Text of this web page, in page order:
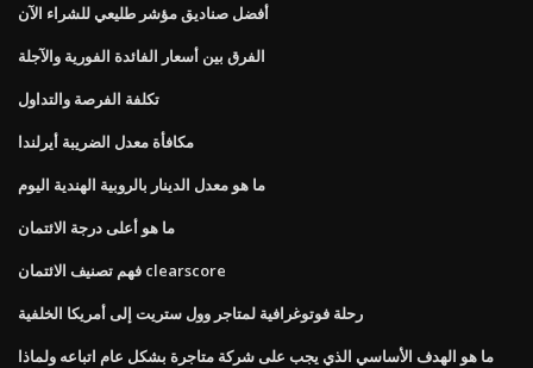
أفضل صناديق مؤشر طليعي للشراء الآن
الفرق بين أسعار الفائدة الفورية والآجلة
تكلفة الفرصة والتداول
مكافأة معدل الضريبة أيرلندا
ما هو معدل الدينار بالروبية الهندية اليوم
ما هو أعلى درجة الائتمان
فهم تصنيف الائتمان clearscore
رحلة فوتوغرافية لمتاجر وول ستريت إلى أمريكا الخلفية
ما هو الهدف الأساسي الذي يجب على شركة متاجرة بشكل عام اتباعه ولماذا